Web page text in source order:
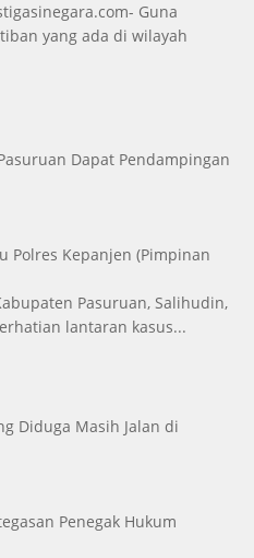
Guna
yang ada di wilayah
Dapat Pendampingan
Polres Kepanjen (Pimpinan
Pasuruan, Salihudin,
lantaran kasus...
Diduga Masih Jalan di
Penegak Hukum